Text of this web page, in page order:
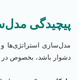
پیچیدگی
مدل‌سازی استراتژی‌ها و
دشوار باشد، بخصوص در